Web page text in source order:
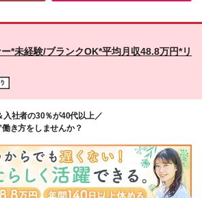
*未経験/ブランクOK*平均月収48.8万円*リ
社者の30％が40代以上／
き方をしませんか？